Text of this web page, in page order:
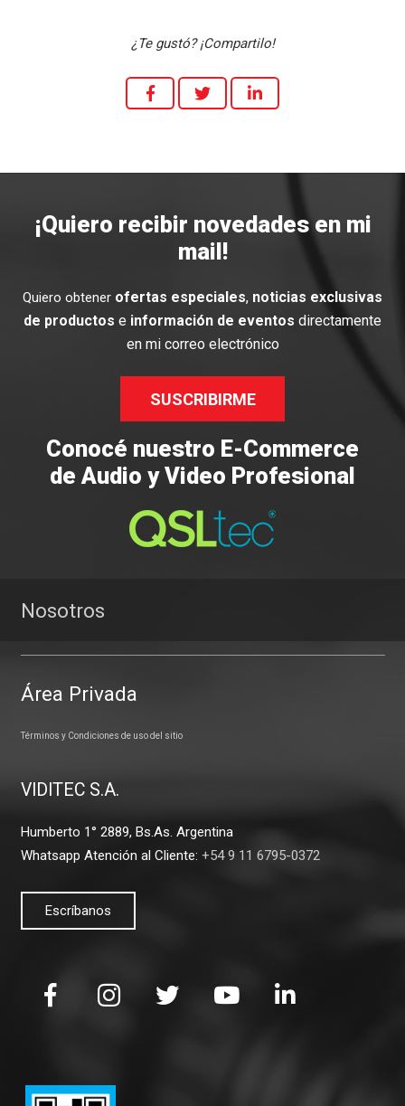
¿Te gustó? ¡Compartilo!
¡Quiero recibir novedades en mi
mail!
Quiero obtener ofertas especiales, noticias exclusivas
de productos e información de eventos directamente
en mi correo electrónico
SUSCRIBIRME
Conocé nuestro E-Commerce
de Audio y Video Profesional
Nosotros
Área Privada
Términos y Condiciones de uso del sitio
VIDITEC S.A.
Humberto 1° 2889, Bs.As. Argentina
Whatsapp Atención al Cliente: +54 9 11 6795-0372
Escríbanos